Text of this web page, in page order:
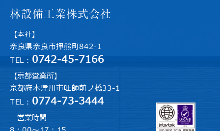
林設備工業株式会社
【本社】
奈良県奈良市押熊町842-1
TEL： 0742-45-7166
【京都営業所】
京都府木津川市吐師前ノ橋33-1
TEL： 0774-73-3444
営業時間